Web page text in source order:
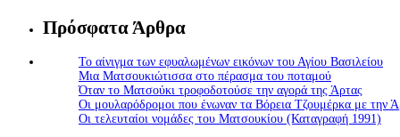
Πρόσφατα Άρθρα
Το αίνιγμα των εφυαλωμένων εικόνων του Αγίου Βασιλείου
Μια Ματσουκιώτισσα στο πέρασμα του ποταμού
Όταν το Ματσούκι τροφοδοτούσε την αγορά της Άρτας
Οι μουλαρόδρομοι που ένωναν τα Βόρεια Τζουμέρκα με την
Οι τελευταίοι νομάδες του Ματσουκίου (Καταγραφή 1991)